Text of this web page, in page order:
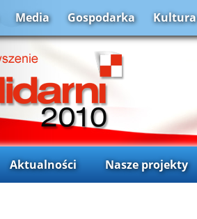
Media Gospodarka Kultura
Aktualności Nasze projekty